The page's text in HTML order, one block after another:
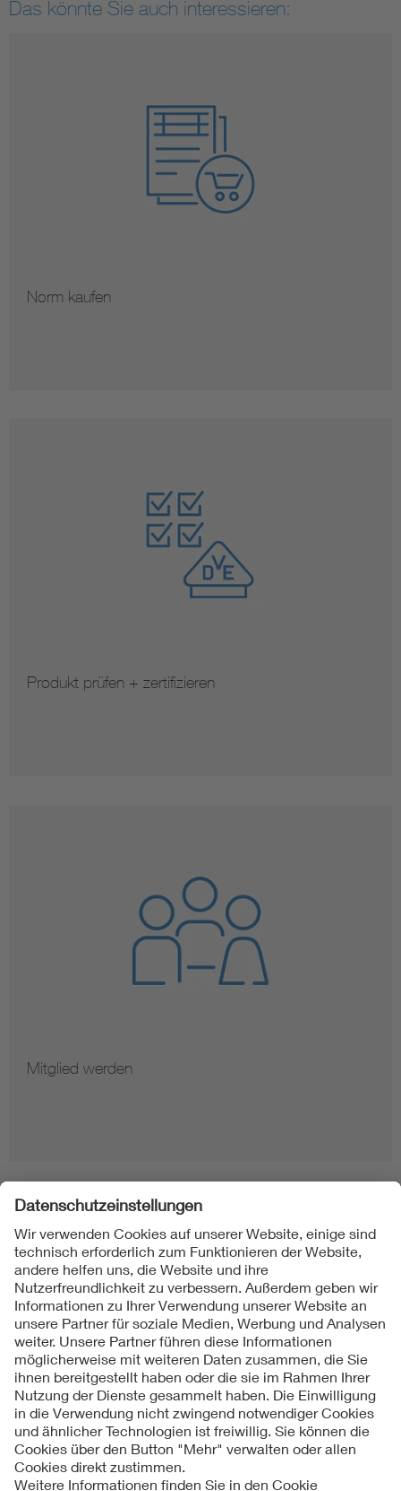
Das könnte Sie auch interessieren:
Norm kaufen
Produkt prüfen + zertifizieren
Mitglied werden
Folgen Sie uns
Kontakte
Service
Impressum